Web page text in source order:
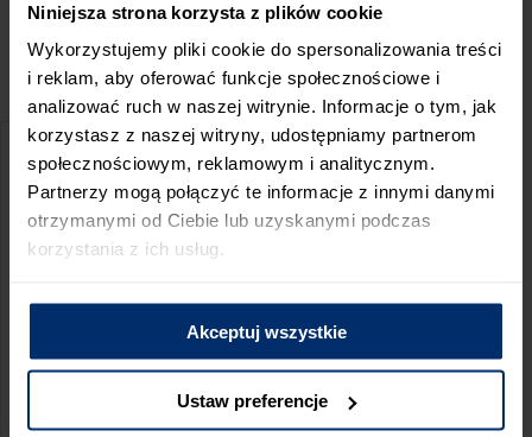
Niniejsza strona korzysta z plików cookie
Wykorzystujemy pliki cookie do spersonalizowania treści
i reklam, aby oferować funkcje społecznościowe i
analizować ruch w naszej witrynie. Informacje o tym, jak
korzystasz z naszej witryny, udostępniamy partnerom
społecznościowym, reklamowym i analitycznym.
Partnerzy mogą połączyć te informacje z innymi danymi
otrzymanymi od Ciebie lub uzyskanymi podczas
korzystania z ich usług.
Akceptuj wszystkie
Ustaw preferencje
ZGŁOŚ BŁĄD
PRZED WIZYTĄ W SKLEPIE POLECAMY:
KALKULATOR ZUŻYCIA
Oblicz, jaką ilość produktów potrzebujesz,
aby perfekcyjnie wygładzić swoje ściany.